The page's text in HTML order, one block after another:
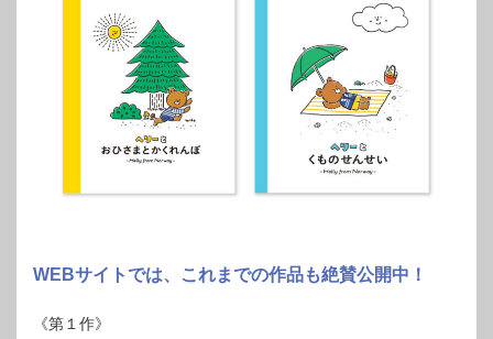
WEBサイトでは、これまでの作品も絶賛公開中！
《第１作》